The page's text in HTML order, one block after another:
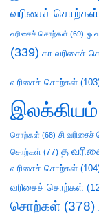
வரிசைச் சொற்கள்
வரிசைச் சொற்கள் (69) ஒ
(339) கா வரிசைச்
வரிசைச் சொற்கள்
இலக்கியம்
சொற்கள் (68) சி
சொற்கள் (77) த
வரிசைச் சொற்கள்
வரிசைச் சொற்கள்
சொற்கள் (378)